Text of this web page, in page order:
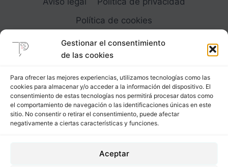
Gestionar el consentimiento
de las cookies
Para ofrecer las mejores experiencias, utilizamos tecnologías como las
cookies para almacenar y/o acceder a la información del dispositivo. El
consentimiento de estas tecnologías nos permitirá procesar datos como
el comportamiento de navegación o las identificaciones únicas en este
sitio. No consentir o retirar el consentimiento, puede afectar
negativamente a ciertas características y funciones.
Aceptar
SUS
FONDOS
EL
BOLSILLO
TEJANO
Política de cookies
Carrer Provença, 183
08036 - Barcelona (Espana)